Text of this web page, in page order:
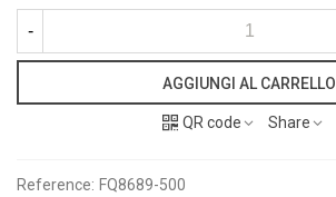
-
AGGIUNGI AL CARRELLO
QR code Share
Reference: FQ8689-500